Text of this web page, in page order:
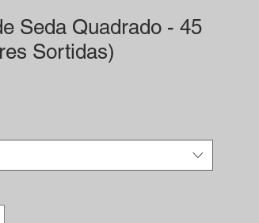
Seda Quadrado - 45
Sortidas)